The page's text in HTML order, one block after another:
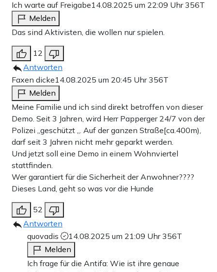
Ich warte auf Freigabe14.08.2025 um 22:09 Uhr356T
Melden
Das sind Aktivisten, die wollen nur spielen.
12
Antworten
Faxen dicke14.08.2025 um 20:45 Uhr356T
Melden
Meine Familie und ich sind direkt betroffen von dieser
Demo. Seit 3 Jahren, wird Herr Papperger 24/7 von der
Polizei „geschützt „. Auf der ganzen Straße[ca.400m),
darf seit 3 Jahren nicht mehr geparkt werden.
Und jetzt soll eine Demo in einem Wohnviertel
stattfinden.
Wer garantiert für die Sicherheit der Anwohner????
Dieses Land, geht so was vor die Hunde
52
Antworten
quovadis
14.08.2025 um 21:09 Uhr356T
Melden
Ich frage für die Antifa: Wie ist ihre genaue